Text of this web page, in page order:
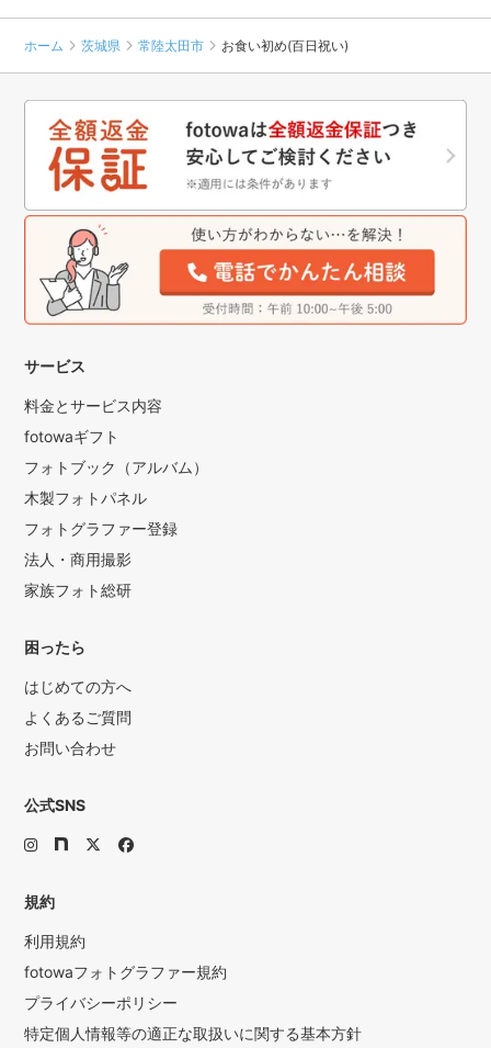
ホーム 茨城県 常陸太田市 お食い初め(百日祝い)
サービス
料金とサービス内容
fotowaギフト
フォトブック（アルバム）
木製フォトパネル
フォトグラファー登録
法人・商用撮影
家族フォト総研
困ったら
はじめての方へ
よくあるご質問
お問い合わせ
公式SNS
規約
利用規約
fotowaフォトグラファー規約
プライバシーポリシー
特定個人情報等の適正な取扱いに関する基本方針